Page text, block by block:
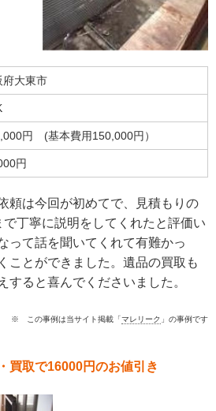
府大東市
円 (基本費用150,000円）
円
頼は今回が初めてで、見積もりの
丁寧に説明をしてくれたと評価い
って話を聞いてくれて有難かっ
ことができました。遺品の買取も
すると喜んでくださいました。
※ この事例は当サイト掲載「マレリーク 」の事例です
買取で16000円のお値引き